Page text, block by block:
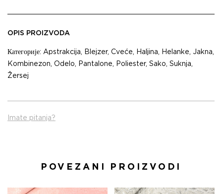
OPIS PROIZVODA
Категорије: Apstrakcija, Blejzer, Cveće, Haljina, Helanke, Jakna,
Kombinezon, Odelo, Pantalone, Poliester, Sako, Suknja,
Žersej
Imate pitanja?
POVEZANI PROIZVODI